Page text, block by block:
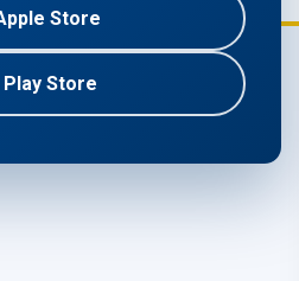
Store
Play Store